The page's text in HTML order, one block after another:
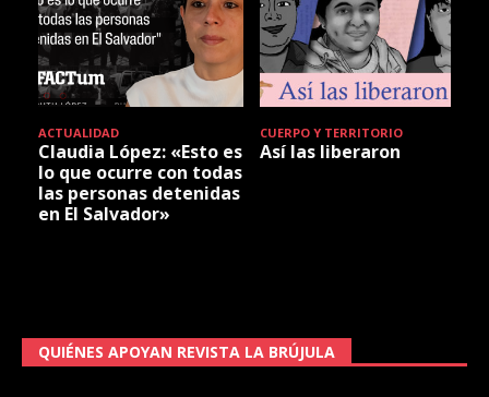
ACTUALIDAD
Claudia López: «Esto es
lo que ocurre con todas
las personas detenidas
en El Salvador»
CUERPO Y TERRITORIO
Así las liberaron
QUIÉNES APOYAN REVISTA LA BRÚJULA